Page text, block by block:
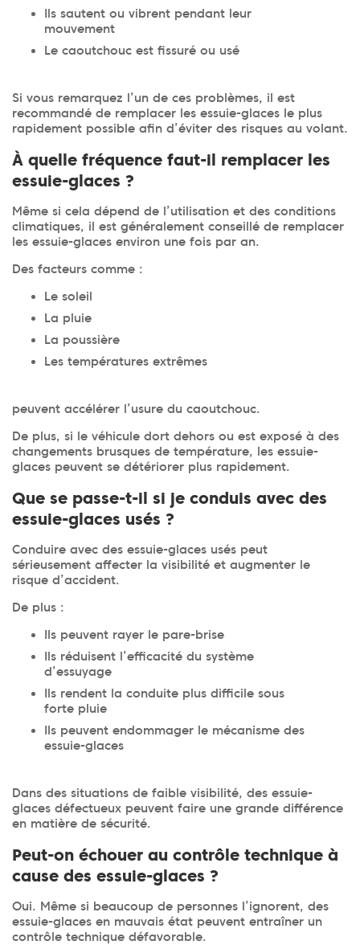
Ils sautent ou vibrent pendant leur
mouvement
Le caoutchouc est fissuré ou usé
Si vous remarquez l’un de ces problèmes, il est
recommandé de remplacer les essuie-glaces le plus
rapidement possible afin d’éviter des risques au volant.
À quelle fréquence faut-il remplacer les
essuie-glaces ?
Même si cela dépend de l’utilisation et des conditions
climatiques, il est généralement conseillé de remplacer
les essuie-glaces environ une fois par an.
Des facteurs comme :
Le soleil
La pluie
La poussière
Les températures extrêmes
peuvent accélérer l’usure du caoutchouc.
De plus, si le véhicule dort dehors ou est exposé à des
changements brusques de température, les essuie-
glaces peuvent se détériorer plus rapidement.
Que se passe-t-il si je conduis avec des
essuie-glaces usés ?
Conduire avec des essuie-glaces usés peut
sérieusement affecter la visibilité et augmenter le
risque d’accident.
De plus :
Ils peuvent rayer le pare-brise
Ils réduisent l’efficacité du système
d’essuyage
Ils rendent la conduite plus difficile sous
forte pluie
Ils peuvent endommager le mécanisme des
essuie-glaces
Dans des situations de faible visibilité, des essuie-
glaces défectueux peuvent faire une grande différence
en matière de sécurité.
Peut-on échouer au contrôle technique à
cause des essuie-glaces ?
Oui. Même si beaucoup de personnes l’ignorent, des
essuie-glaces en mauvais état peuvent entraîner un
contrôle technique défavorable.